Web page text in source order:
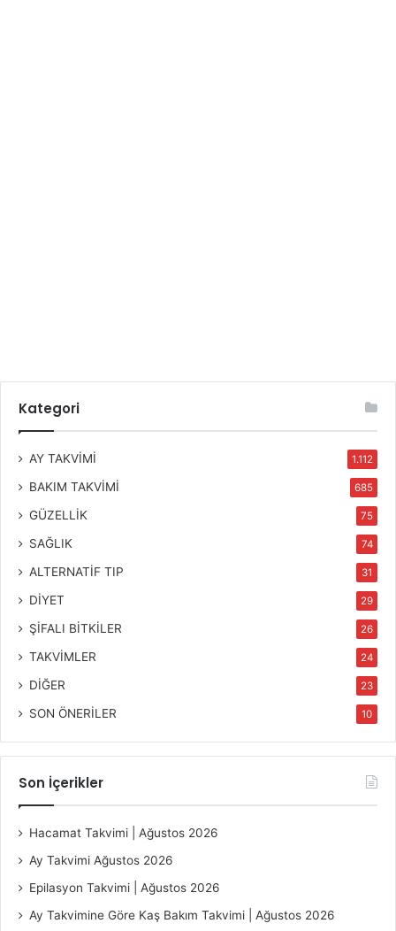
Kategori
AY TAKVİMİ 1.112
BAKIM TAKVİMİ 685
GÜZELLİK 75
SAĞLIK 74
ALTERNATİF TIP 31
DİYET 29
ŞİFALI BİTKİLER 26
TAKVİMLER 24
DİĞER 23
SON ÖNERİLER 10
Son İçerikler
Hacamat Takvimi | Ağustos 2026
Ay Takvimi Ağustos 2026
Epilasyon Takvimi | Ağustos 2026
Ay Takvimine Göre Kaş Bakım Takvimi | Ağustos 2026